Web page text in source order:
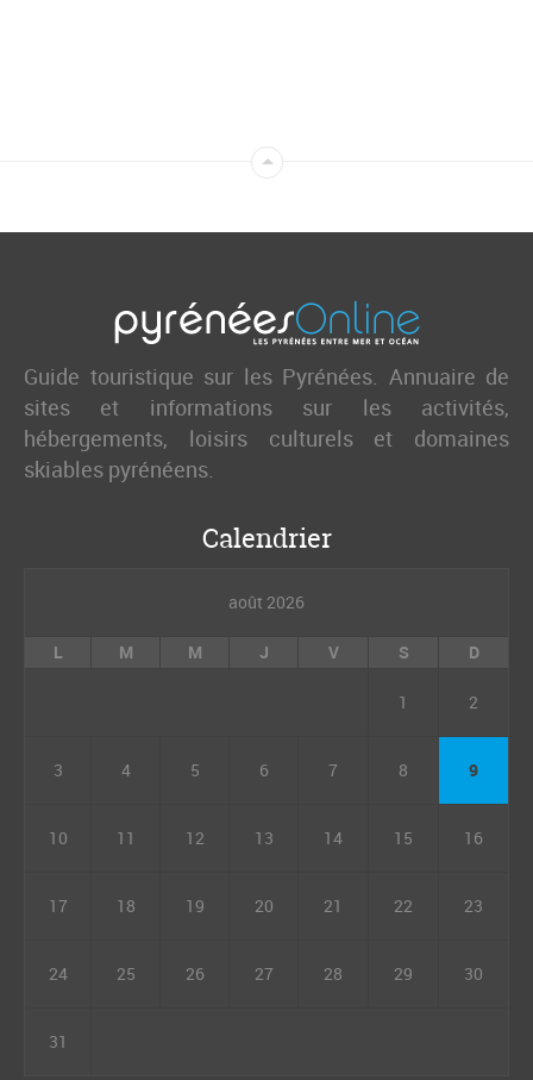
Guide touristique sur les Pyrénées. Annuaire de
sites et informations sur les activités,
hébergements, loisirs culturels et domaines
skiables pyrénéens.
Calendrier
août 2026
L M M J V S D
1 2
3 4 5 6 7 8 9
10 11 12 13 14 15 16
17 18 19 20 21 22 23
24 25 26 27 28 29 30
31